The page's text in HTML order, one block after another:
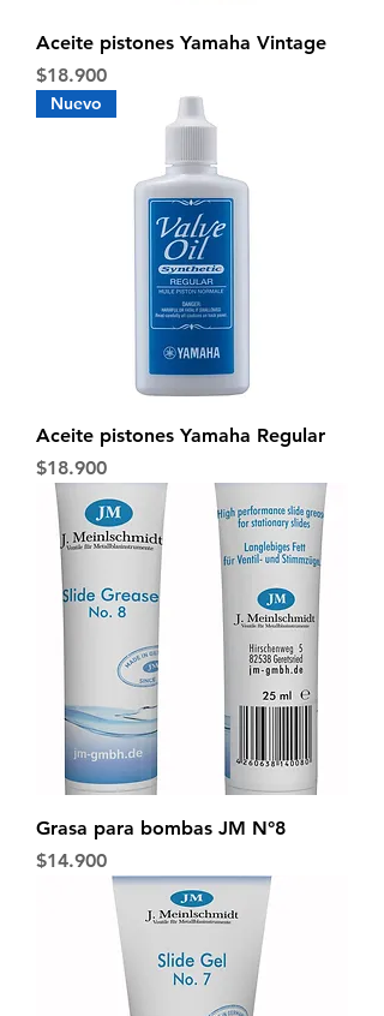
Aceite pistones Yamaha Vintage
Precio
$18.900
Nuevo
Aceite pistones Yamaha Regular
Precio
$18.900
Grasa para bombas JM N°8
Precio
$14.900